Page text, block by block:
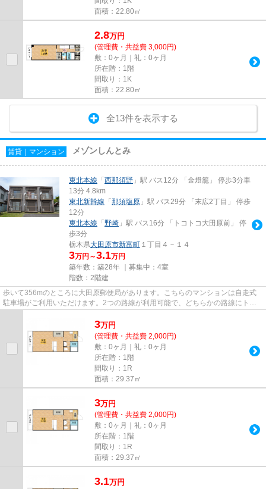
面積：22.80㎡
2.8万円
(管理費・共益費 3,000円)
敷：0ヶ月｜礼：0ヶ月
所在階：1階
間取り：1K
面積：22.80㎡
全13件を表示する
賃貸｜マンション メゾンしんとみ
東北本線 「 西那須野 」駅 バス12分 「金燈籠」 停歩3分車
13分 4.8km
東北新幹線 「 那須塩原 」駅 バス29分 「末広2丁目」 停歩
12分
東北本線 「 野崎 」駅 バス16分 「トコトコ大田原前」 停
歩3分
栃木県大田原市新富町 １丁目４－１４
3万円～3.1万円
築年数：築28年 ｜募集中： 4室
階数：2階建
歩いて356mのところに大田原郵便局があります。こちらのマンションは自走式
駐車場がご利用いただけます。2つの路線が利用可能で、どちらかの路線にトラ
3万円
(管理費・共益費 2,000円)
敷：0ヶ月｜礼：0ヶ月
所在階：1階
間取り：1R
面積：29.37㎡
3万円
(管理費・共益費 2,000円)
敷：0ヶ月｜礼：0ヶ月
所在階：1階
間取り：1R
面積：29.37㎡
3.1万円